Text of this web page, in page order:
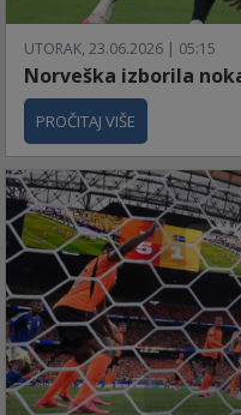
UTORAK, 23.06.2026 | 05:15
Norveška izborila
PROČITAJ VIŠE